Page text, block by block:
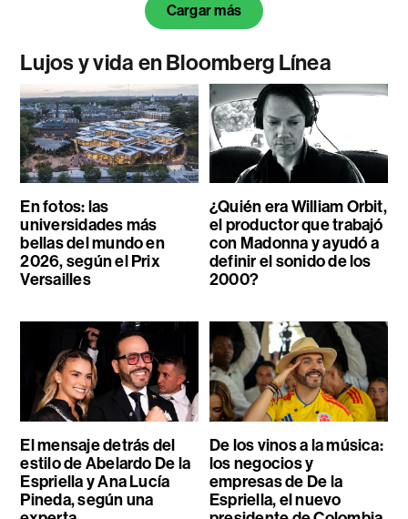
Cargar más
Lujos y vida en Bloomberg Línea
En fotos: las
universidades más
bellas del mundo en
2026, según el Prix
Versailles
¿Quién era William Orbit,
el productor que trabajó
con Madonna y ayudó a
definir el sonido de los
2000?
El mensaje detrás del
estilo de Abelardo De la
Espriella y Ana Lucía
Pineda, según una
De los vinos a la música:
los negocios y
empresas de De la
Espriella, el nuevo